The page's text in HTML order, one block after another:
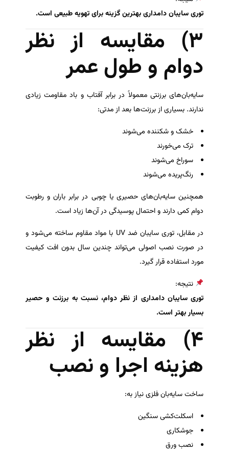
توری سایبان دامداری بهترین گزینه برای تهویه طبیعی است.
۳) مقایسه از نظر
دوام و طول عمر
سایه‌بان‌های برزنتی معمولاً در برابر آفتاب و باد مقاومت زیادی
ندارند. بسیاری از برزنت‌ها بعد از مدتی:
خشک و شکننده می‌شوند
ترک می‌خورند
سوراخ می‌شوند
رنگ‌پریده می‌شوند
همچنین سایه‌بان‌های حصیری یا چوبی در برابر باران و رطوبت
دوام کمی دارند و احتمال پوسیدگی در آن‌ها زیاد است.
در مقابل، توری سایبان ضد UV با مواد مقاوم ساخته می‌شود و
در صورت نصب اصولی می‌تواند چندین سال بدون افت کیفیت
مورد استفاده قرار گیرد.
نتیجه:
توری سایبان دامداری از نظر دوام، نسبت به برزنت و حصیر
بسیار بهتر است.
۴) مقایسه از نظر
هزینه اجرا و نصب
ساخت سایه‌بان فلزی نیاز به:
اسکلت‌کشی سنگین
جوشکاری
نصب ورق